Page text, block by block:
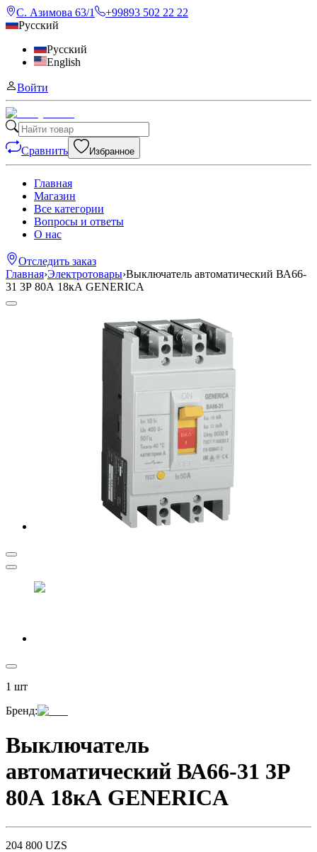
С. Азимова 63/1
+99893 502 22 22
Русский
Русский
English
Войти
Сравнить Избранное
Главная
Магазин
Все категории
Вопросы и ответы
О нас
Отследить заказ
Главная›Электротовары›Выключатель автоматический ВА66-
31 3Р 80А 18кА GENERICA
1 шт
Бренд:
Выключатель
автоматический ВА66-31 3Р
80А 18кА GENERICA
204 800 UZS